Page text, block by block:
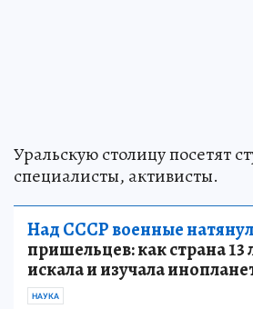
Уральскую столицу посетят
специалисты, активисты.
Над СССР военные
пришельцев: как страна 13
искала и изучала
НАУКА